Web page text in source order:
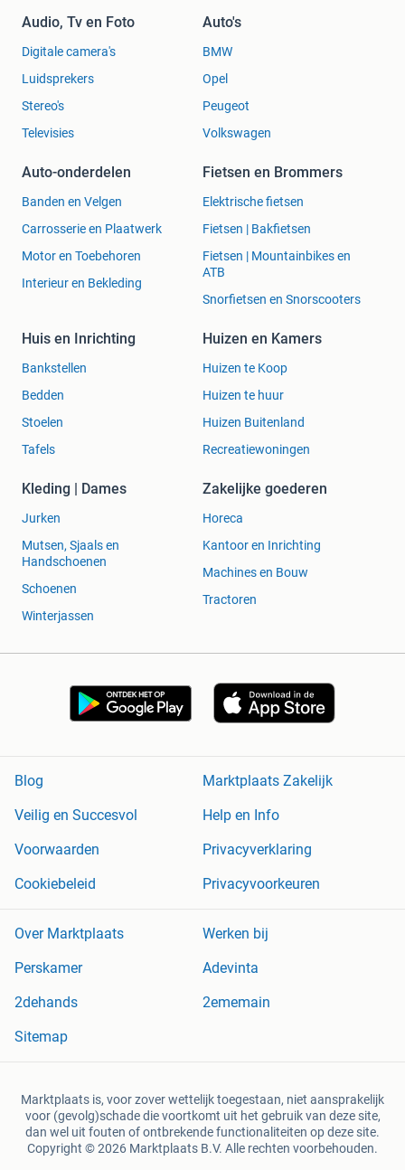
Audio, Tv en Foto
Digitale camera's
Luidsprekers
Stereo's
Televisies
Auto's
BMW
Opel
Peugeot
Volkswagen
Auto-onderdelen
Banden en Velgen
Carrosserie en Plaatwerk
Motor en Toebehoren
Interieur en Bekleding
Fietsen en Brommers
Elektrische fietsen
Fietsen | Bakfietsen
Fietsen | Mountainbikes en
ATB
Snorfietsen en Snorscooters
Huis en Inrichting
Bankstellen
Bedden
Stoelen
Tafels
Huizen en Kamers
Huizen te Koop
Huizen te huur
Huizen Buitenland
Recreatiewoningen
Kleding | Dames
Jurken
Mutsen, Sjaals en
Handschoenen
Schoenen
Winterjassen
Zakelijke goederen
Horeca
Kantoor en Inrichting
Machines en Bouw
Tractoren
Blog
Marktplaats Zakelijk
Veilig en Succesvol
Help en Info
Voorwaarden
Privacyverklaring
Cookiebeleid
Privacyvoorkeuren
Over Marktplaats
Werken bij
Perskamer
Adevinta
2dehands
2ememain
Sitemap
Marktplaats is, voor zover wettelijk toegestaan, niet aansprakelijk
voor (gevolg)schade die voortkomt uit het gebruik van deze site,
dan wel uit fouten of ontbrekende functionaliteiten op deze site.
Copyright © 2026 Marktplaats B.V. Alle rechten voorbehouden.